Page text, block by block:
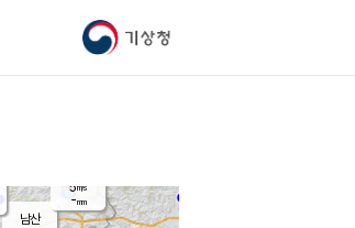
기상청
남산
5m/s
-mm